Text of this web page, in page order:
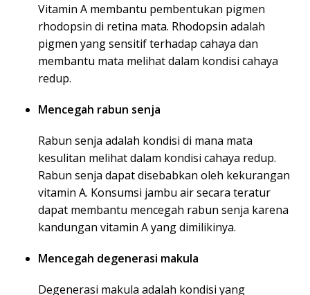
Vitamin A membantu pembentukan pigmen
rhodopsin di retina mata. Rhodopsin adalah
pigmen yang sensitif terhadap cahaya dan
membantu mata melihat dalam kondisi cahaya
redup.
Mencegah rabun senja
Rabun senja adalah kondisi di mana mata
kesulitan melihat dalam kondisi cahaya redup.
Rabun senja dapat disebabkan oleh kekurangan
vitamin A. Konsumsi jambu air secara teratur
dapat membantu mencegah rabun senja karena
kandungan vitamin A yang dimilikinya.
Mencegah degenerasi makula
Degenerasi makula adalah kondisi yang